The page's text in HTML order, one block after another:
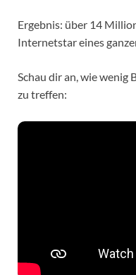
Ergebnis: über 14
Internetstar eines
Schau dir an, wie wenig
zu treffen: